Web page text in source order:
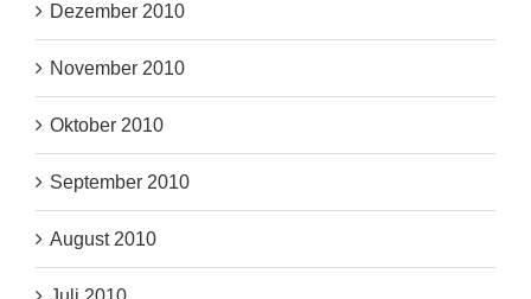
Dezember 2010
November 2010
Oktober 2010
September 2010
August 2010